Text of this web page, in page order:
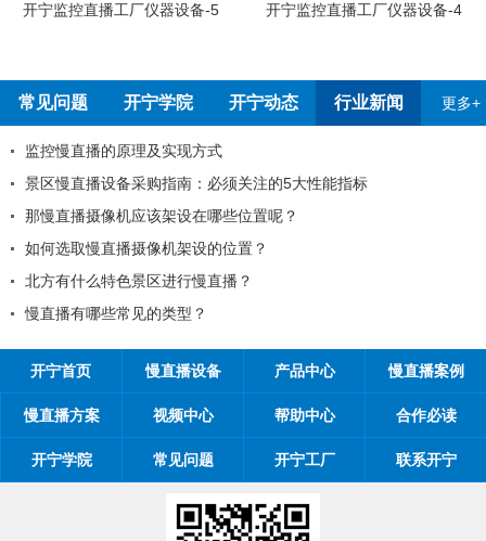
控直播工厂仪器设备-5 开宁监控直播工厂仪器设备-4
常见问题 开宁学院 开宁动态 行业新闻 更多+
监控慢直播的原理及实现方式
景区慢直播设备采购指南：必须关注的5大
那慢直播摄像机应该架设在哪些位置呢？
如何选取慢直播摄像机架设的位置？
北方有什么特色景区进行慢直播？
慢直播有哪些常见的类型？
开宁首页 慢直播设备 产品中心 慢直播案例
慢直播方案 视频中心 帮助中心 合作必读
开宁学院 常见问题 开宁工厂 联系开宁